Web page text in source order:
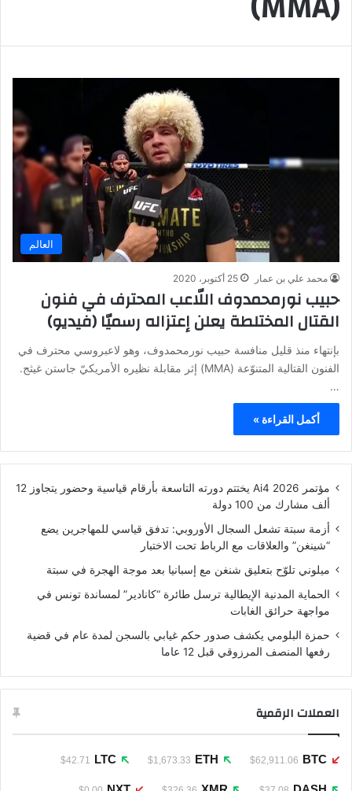
العالم
محمد علي بن عمار 25 أكتوبر، 2020
حبيب نورمحمدوف اللّاعب المحترف في فنون
القتال المختلطة يعلن إعتزاله رسميّا (فيديو)
بإنتهاء منذ قليل منافسة حبيب نورمحمدوف، وهو لاعبروسي محترف في
الفنون القتالية المتنوّعة (MMA) إثر مقابلة نظيره الأمريكيّ جاستن غيثج.
…
أكمل القراءة »
مؤتمر Ai4 2026 يختتم دورته التاسعة بأرقام قياسية وحضور يتجاوز 12
ألف مشارك من 100 دولة
أزمة سبتة تشعل السجال الأوروبي: تدفق قياسي للمهاجرين يضع
“شينغن” والعلاقات مع الرباط تحت الاختبار
ميلوني تلوّح بتعليق شنغن مع إسبانيا بعد موجة الهجرة في سبتة
الحماية المدنية الإيطالية ترسل طائرة “كانادير” لمساندة تونس في
مواجهة حرائق الغابات
حمزة البلومي يكشف صدور حكم غيابي بالسجن لمدة عام في قضية
رفعها المنصف المرزوقي قبل 12 عاما
العملات الرقمية
BTC
$62,911.06
ETH
$1,673.33
LTC
$42.71